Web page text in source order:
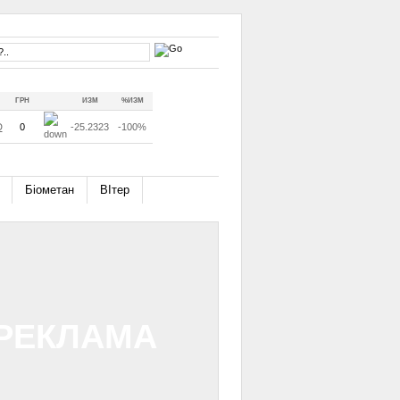
ГРН ИЗМ %ИЗМ
0 -25.2323 -100%
Біометан ВІтер